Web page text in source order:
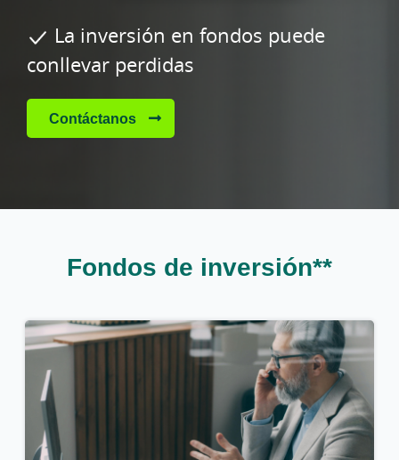
La inversión en fondos puede
conllevar perdidas
Contáctanos
Fondos de inversión**